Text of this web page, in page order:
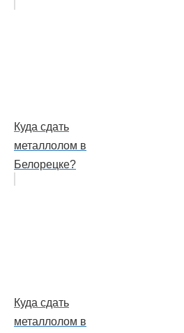
Куда сдать
металлолом в
Белорецке?
Куда сдать
металлолом в